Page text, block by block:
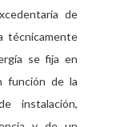
de
técnicamente
se fija en
función de la
instalación,